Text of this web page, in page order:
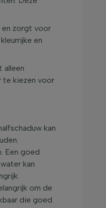
en zorgt voor
en
alleen
te kiezen voor
kan
Een goed
kan
om de
die goed